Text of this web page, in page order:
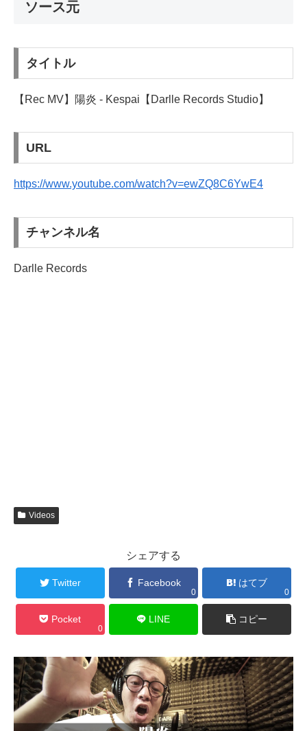
ソース元
タイトル
【Rec MV】陽炎 - Kespai【Darlle Records Studio】
URL
https://www.youtube.com/watch?v=ewZQ8C6YwE4
チャンネル名
Darlle Records
Videos
シェアする
Twitter Facebook
0
はてブ
0
Pocket
0
LINE コピー